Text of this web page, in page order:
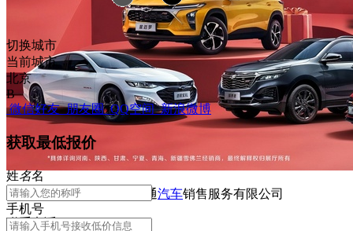
经销商名称：甘肃赛亚华通汽车销售服务有限公司
联系电话：0931-2113500
切换城市
当前城市
北京
B
微信好友 朋友圈 QQ空间 新浪微博
获取最低报价
姓名名
手机号